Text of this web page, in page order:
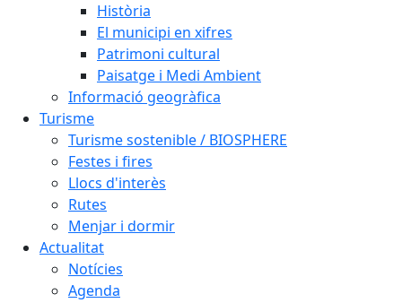
Història
El municipi en xifres
Patrimoni cultural
Paisatge i Medi Ambient
Informació geogràfica
Turisme
Turisme sostenible / BIOSPHERE
Festes i fires
Llocs d'interès
Rutes
Menjar i dormir
Actualitat
Notícies
Agenda